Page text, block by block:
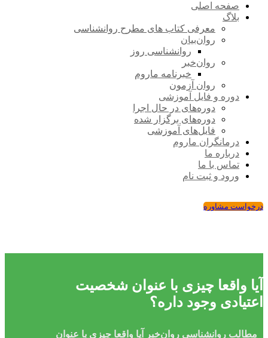
صفحه اصلی
بلاگ
معرفی کتاب های مطرح روانشناسی
روان‌بیان
روانشناسی روز
روان‌خبر
خبرنامه ماروم
روان آزمون
دوره و فایل آموزشی
دوره‌های در حال اجرا
دوره‌های برگزار شده
فایل‌های آموزشی
درمانگران ماروم
درباره ما
تماس با ما
ورود و ثبت نام
درخواست مشاوره
آیا واقعا چیزی با عنوان شخصیت
اعتیادی وجود داره؟
مطالب روانشناسی روان‌خبر
آیا واقعا چیزی با عنوان